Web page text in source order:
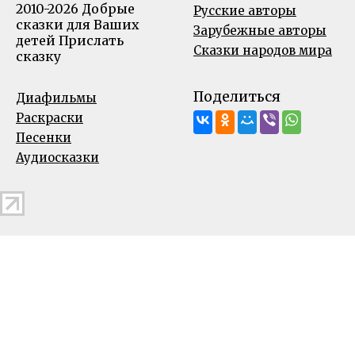
2010-2026 Добрые
сказки для Ваших
детей Прислать
сказку
Русские авторы
Зарубежные авторы
Сказки народов мира
Диафильмы
Раскраски
Песенки
Аудиосказки
Поделиться